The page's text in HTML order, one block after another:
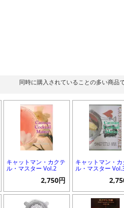
同時に購入されていることの多い商品
キャットマン・カクテ
ル・マスター Vol.2
2,750円
キャットマン・カ
ル・マスター